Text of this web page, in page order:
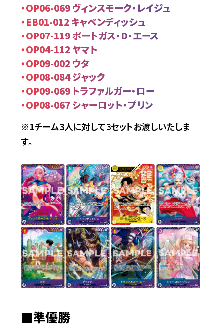
・OP06-069 ヴィンスモーク・レイジュ
・EB01-012 キャベンディッシュ
・OP07-119 ポートガス・D・エース
・OP04-112 ヤマト
・OP09-002 ウタ
・OP08-084 ジャック
・OP09-069 トラファルガー・ロー
・OP08-067 シャーロット・プリン
※1チーム3人に対して3セットお渡しいたしま
す。
■準優勝